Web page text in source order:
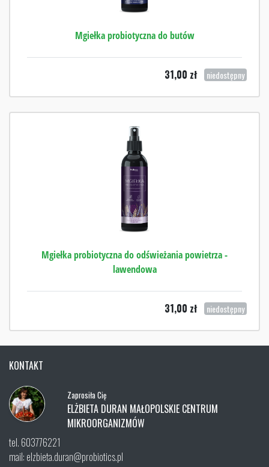
Mgiełka probiotyczna do butów
31,00 zł niedostępny
Mgiełka probiotyczna do odświeżania powietrza -
lawendowa
31,00 zł niedostępny
KONTAKT
Zaprosiła Cię
ELŻBIETA DURAN MAŁOPOLSKIE CENTRUM
MIKROORGANIZMÓW
tel. 603776221
mail: elzbieta.duran@probiotics.pl